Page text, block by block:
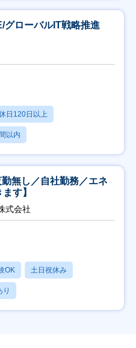
グローバルIT戦略推進
日120日以上
以内
無し／自社勤務／エネ
す】
式会社
OK 土日祝休み
り